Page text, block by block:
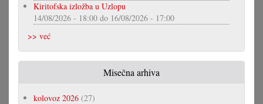
Kiritofska izložba u Uzlopu
14/08/2026 - 18:00 do 16/08/2026 - 17:00
>> već
Misečna arhiva
kolovoz 2026 (27)